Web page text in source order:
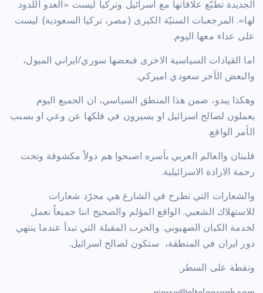
الجديدة تطبّع علاقاتها مع اسرائيل وتركيا ليست «العدو اللدود
لها». المرجعبات السنيّة الكبرى (مصر، تركيا السعودية) ليست
على عداء معها اليوم.
اما القيادات السياسية الاخرى فبعضها سوري/ايراني الميول،
والبعض الآخر سعودي اميركي.
وهكذا يبدو، ضمن هذا المنطق السياسي، ان الجميع اليوم
يعملون لصالح اسرائيل او يسيرون في فلكها عن وعي او بسبب
الأمر الواقع.
فلبنان والعالم العربي بأسره اصبحوا هم دولاً مكشوفة وتحت
رحمة الارادة الاسرائيلية.
والشعارات التي تطرح في الشارع هي مجرّد شعارات
للاستهلاك الشعبي. الواقع المؤلم والصحيح اننا جميعاً نعمل
لخدمة الكيان الصهيوني. والحرب المقبلة التي تبدأ عندما ينتهي
دور ايران في المنطقة،
ستكون لصالح اسرائيل.
ونقطة على السطر.